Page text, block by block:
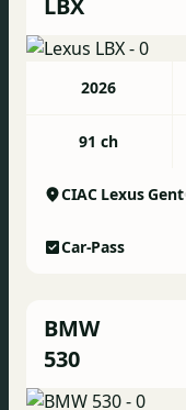
LBX
2026
91 ch
CIAC Lexus Gent
Car-Pass
BMW
530